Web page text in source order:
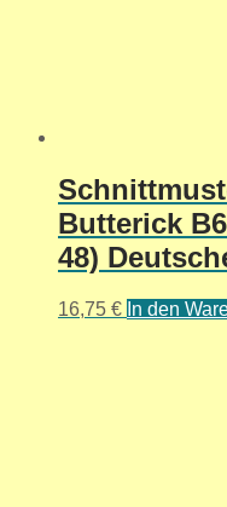
Butterick
48)
16,75 € In den